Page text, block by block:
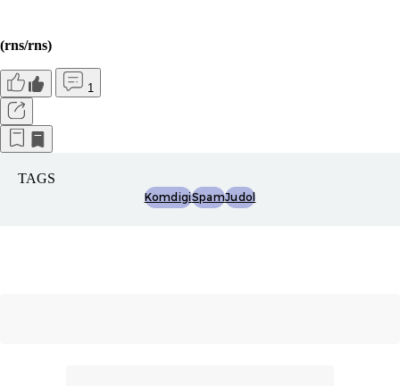
(rns/rns)
1
TAGS
KomdigiSpamJudol